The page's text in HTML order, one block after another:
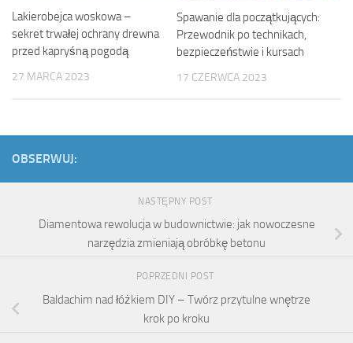
Lakierobejca woskowa –
sekret trwałej ochrany drewna
przed kapryśną pogodą
27 MARCA 2023
Spawanie dla początkujących:
Przewodnik po technikach,
bezpieczeństwie i kursach
17 CZERWCA 2023
OBSERWUJ:
NASTĘPNY POST
Diamentowa rewolucja w budownictwie: jak nowoczesne
narzędzia zmieniają obróbkę betonu
POPRZEDNI POST
Baldachim nad łóżkiem DIY – Twórz przytulne wnętrze
krok po kroku